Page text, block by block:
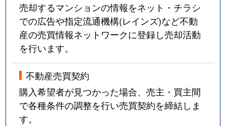
売却するマンションの情報をネット・チラシ
での広告や指定流通機構(レインズ)など不動
産の売買情報ネットワークに登録し売却活動
を行います。
不動産売買契約
購入希望者が見つかった場合、売主・買主間
で各種条件の調整を行い売買契約を締結しま
す。